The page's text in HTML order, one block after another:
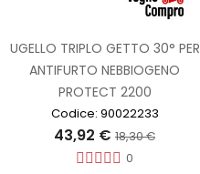
UGELLO TRIPLO GETTO 30° PER
ANTIFURTO NEBBIOGENO
PROTECT 2200
Codice: 90022233
43,92 € 18,30 €
0